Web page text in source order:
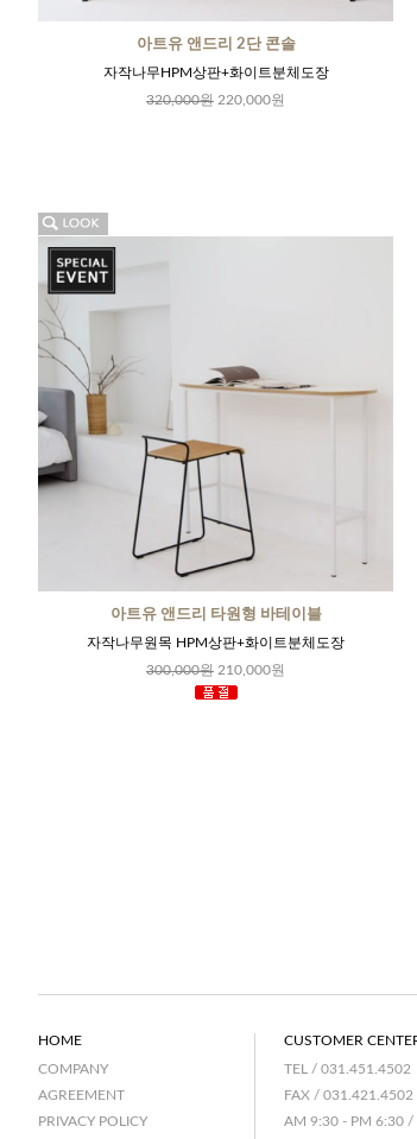
아트유 앤드리 2단 콘솔
자작나무HPM상판+화이트분체도장
320,000원 220,000원
아트유 앤드리 타원형 바테이블
자작나무원목 HPM상판+화이트분체도장
300,000원 210,000원
HOME
COMPANY
AGREEMENT
PRIVACY POLICY
CUSTOMER
TEL / 031.451.4502
FAX / 031.421.4502
AM 9:30 - PM 6:30 /